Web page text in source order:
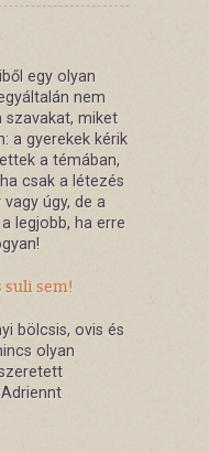
egy olyan
nem
szavakat, miket
a gyerekek kérik
a témában,
csak a létezés
úgy, de a
legjobb, ha erre
suli sem!
bölcsis, ovis és
olyan